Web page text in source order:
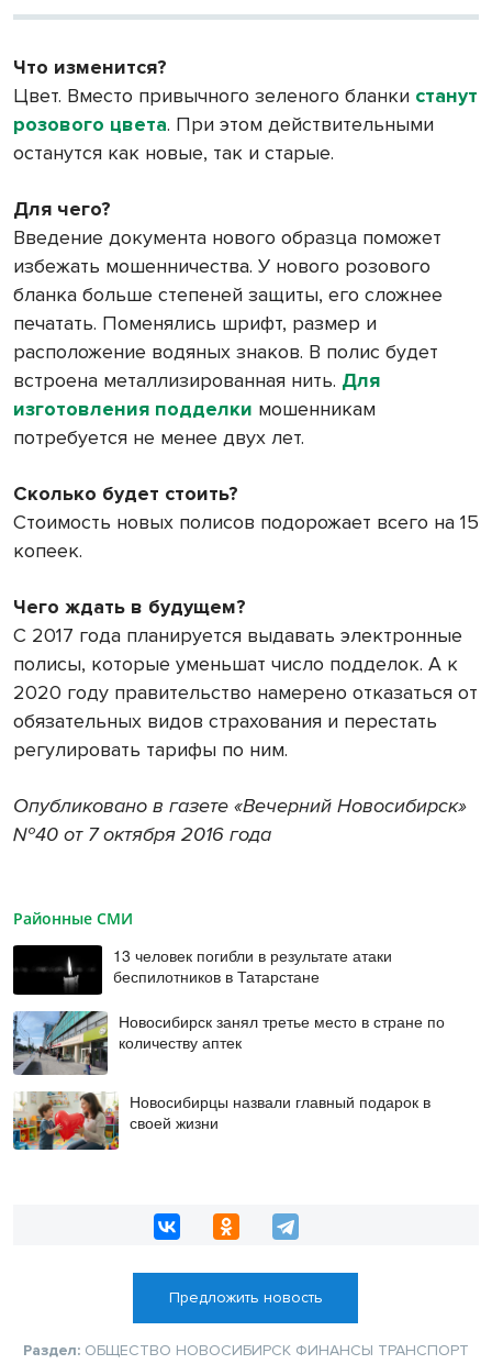
Что изменится?
Цвет. Вместо привычного зеленого бланки станут
розового цвета. При этом действительными
останутся как новые, так и старые.
Для чего?
Введение документа нового образца поможет
избежать мошенничества. У нового розового
бланка больше степеней защиты, его сложнее
печатать. Поменялись шрифт, размер и
расположение водяных знаков. В полис будет
встроена металлизированная нить. Для
изготовления подделки мошенникам
потребуется не менее двух лет.
Сколько будет стоить?
Стоимость новых полисов подорожает всего на 15
копеек.
Чего ждать в будущем?
С 2017 года планируется выдавать электронные
полисы, которые уменьшат число подделок. А к
2020 году правительство намерено отказаться от
обязательных видов страхования и перестать
регулировать тарифы по ним.
Опубликовано в газете «Вечерний Новосибирск»
№40 от 7 октября 2016 года
Районные СМИ
13 человек погибли в результате атаки
беспилотников в Татарстане
Новосибирск занял третье место в стране по
количеству аптек
Новосибирцы назвали главный подарок в
своей жизни
Предложить новость
Раздел: ОБЩЕСТВО НОВОСИБИРСК ФИНАНСЫ ТРАНСПОРТ